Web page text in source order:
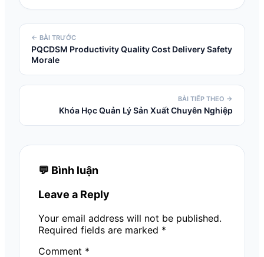
← BÀI TRƯỚC
PQCDSM Productivity Quality Cost Delivery Safety
Morale
BÀI TIẾP THEO →
Khóa Học Quản Lý Sản Xuất Chuyên Nghiệp
💬 Bình luận
Leave a Reply
Your email address will not be published.
Required fields are marked *
Comment *